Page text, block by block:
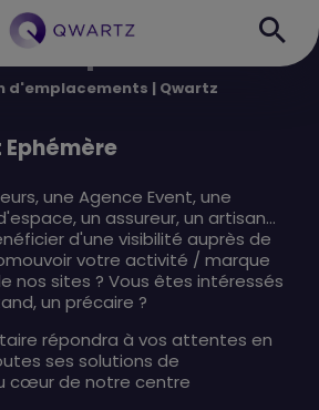
d'emplacements | Qwartz
d'emplacements
une Agence Event, une
un assureur, un artisan…
d'une visibilité auprès de
votre activité / marque
nos sites ? Vous êtes intéressés
un précaire ?
répondra à vos attentes en
ses solutions de
cœur de notre centre